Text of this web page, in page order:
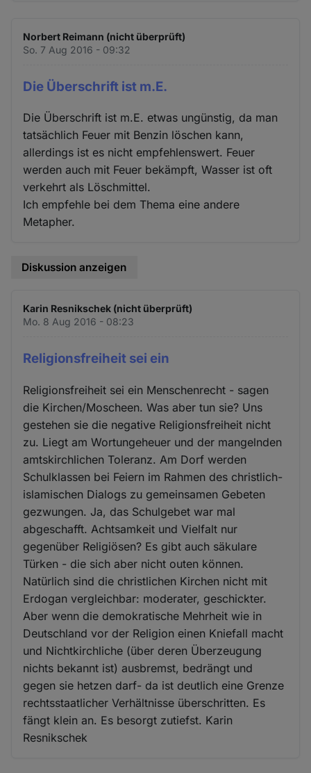
Norbert Reimann (nicht überprüft)
So. 7 Aug 2016 - 09:32
Die Überschrift ist m.E.
Die Überschrift ist m.E. etwas ungünstig, da man
tatsächlich Feuer mit Benzin löschen kann,
allerdings ist es nicht empfehlenswert. Feuer
werden auch mit Feuer bekämpft, Wasser ist oft
verkehrt als Löschmittel.
Ich empfehle bei dem Thema eine andere
Metapher.
Diskussion anzeigen
Karin Resnikschek (nicht überprüft)
Mo. 8 Aug 2016 - 08:23
Religionsfreiheit sei ein
Religionsfreiheit sei ein Menschenrecht - sagen
die Kirchen/Moscheen. Was aber tun sie? Uns
gestehen sie die negative Religionsfreiheit nicht
zu. Liegt am Wortungeheuer und der mangelnden
amtskirchlichen Toleranz. Am Dorf werden
Schulklassen bei Feiern im Rahmen des christlich-
islamischen Dialogs zu gemeinsamen Gebeten
gezwungen. Ja, das Schulgebet war mal
abgeschafft. Achtsamkeit und Vielfalt nur
gegenüber Religiösen? Es gibt auch säkulare
Türken - die sich aber nicht outen können.
Natürlich sind die christlichen Kirchen nicht mit
Erdogan vergleichbar: moderater, geschickter.
Aber wenn die demokratische Mehrheit wie in
Deutschland vor der Religion einen Kniefall macht
und Nichtkirchliche (über deren Überzeugung
nichts bekannt ist) ausbremst, bedrängt und
gegen sie hetzen darf- da ist deutlich eine Grenze
rechtsstaatlicher Verhältnisse überschritten. Es
fängt klein an. Es besorgt zutiefst. Karin
Resnikschek